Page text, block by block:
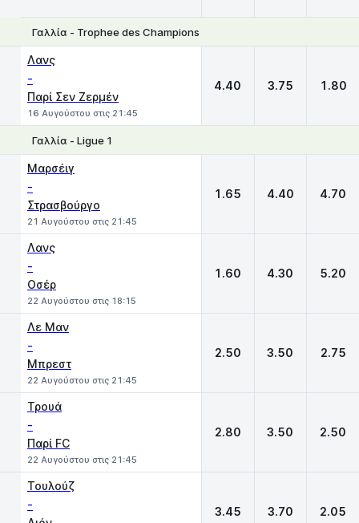
Γαλλία - Trophee des Champions
Λανς
-
Παρί Σεν Ζερμέν
16 Αυγούστου στις 21:45
4.40 3.75 1.80
Γαλλία - Ligue 1
Μαρσέιγ
-
Στρασβούργο
21 Αυγούστου στις 21:45
1.65 4.40 4.70
Λανς
-
Οσέρ
22 Αυγούστου στις 18:15
1.60 4.30 5.20
Λε Μαν
-
Μπρεστ
22 Αυγούστου στις 21:45
2.50 3.50 2.75
Τρουά
-
Παρί FC
22 Αυγούστου στις 21:45
2.80 3.50 2.50
Τουλούζ
- 3.45 3.70 2.05